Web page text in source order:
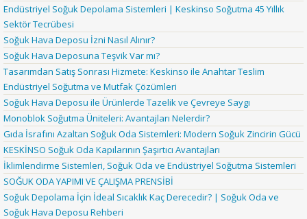
Endüstriyel Soğuk Depolama Sistemleri | Keskinso Soğutma 45 Yıllık
Sektör Tecrübesi
Soğuk Hava Deposu İzni Nasıl Alınır?
Soğuk Hava Deposuna Teşvik Var mı?
Tasarımdan Satış Sonrası Hizmete: Keskinso ile Anahtar Teslim
Endüstriyel Soğutma ve Mutfak Çözümleri
Soğuk Hava Deposu ile Ürünlerde Tazelik ve Çevreye Saygı
Monoblok Soğutma Üniteleri: Avantajları Nelerdir?
Gıda İsrafını Azaltan Soğuk Oda Sistemleri: Modern Soğuk Zincirin Gücü
KESKİNSO Soğuk Oda Kapılarının Şaşırtıcı Avantajları
İklimlendirme Sistemleri, Soğuk Oda ve Endüstriyel Soğutma Sistemleri
SOĞUK ODA YAPIMI VE ÇALIŞMA PRENSİBİ
Soğuk Depolama İçin İdeal Sıcaklık Kaç Derecedir? | Soğuk Oda ve
Soğuk Hava Deposu Rehberi